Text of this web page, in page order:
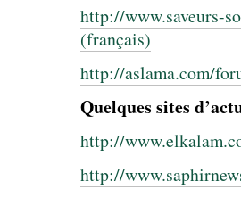
http://www.saveurs-
(français)
http://aslama.com/
Quelques sites
http://
http://